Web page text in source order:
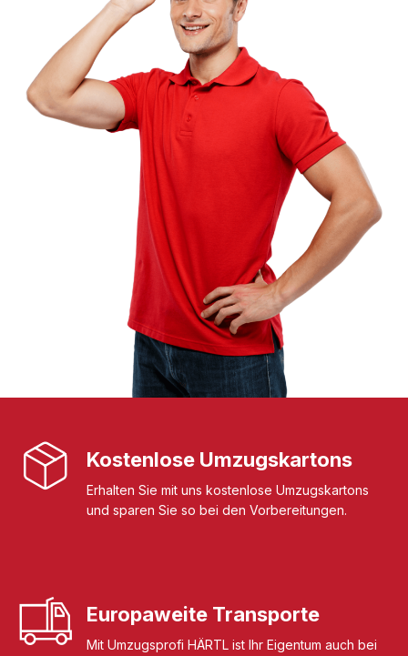
Kostenlose Umzugskartons
Erhalten Sie mit uns kostenlose Umzugskartons
und sparen Sie so bei den Vorbereitungen.
Europaweite Transporte
Mit Umzugsprofi HÄRTL ist Ihr Eigentum auch bei